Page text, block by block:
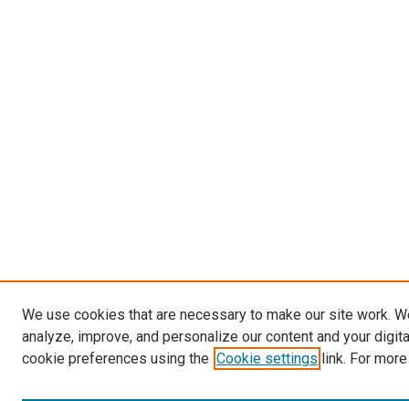
We use cookies that are necessary to make our site work.
analyze, improve, and personalize our content and your
cookie preferences using the Cookie settings link. For